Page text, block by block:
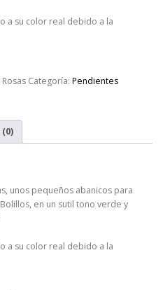
a su color real debido a la
Categoría: Pendientes
unos pequeños abanicos para
en un sutil tono verde y
a su color real debido a la